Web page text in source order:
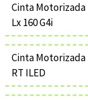
Cinta
Lx 160 G4i
Cinta
RT ILED